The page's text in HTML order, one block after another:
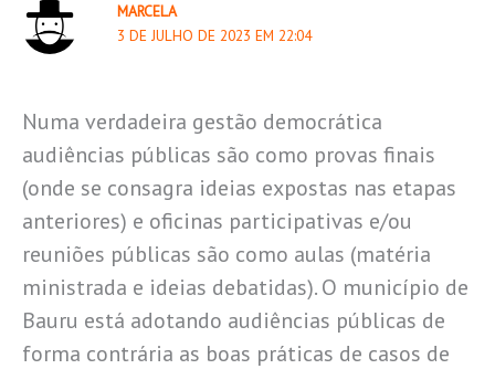
MARCELA
3 DE JULHO DE 2023 EM 22:04
Numa verdadeira gestão democrática
audiências públicas são como provas finais
(onde se consagra ideias expostas nas etapas
anteriores) e oficinas participativas e/ou
reuniões públicas são como aulas (matéria
ministrada e ideias debatidas). O município de
Bauru está adotando audiências públicas de
forma contrária as boas práticas de casos de